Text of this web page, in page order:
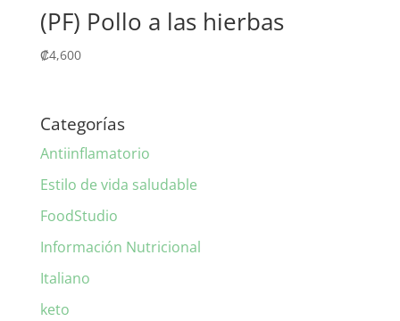
(PF) Pollo a las hierbas
₡4,600
Categorías
Antiinflamatorio
Estilo de vida saludable
FoodStudio
Información Nutricional
Italiano
keto